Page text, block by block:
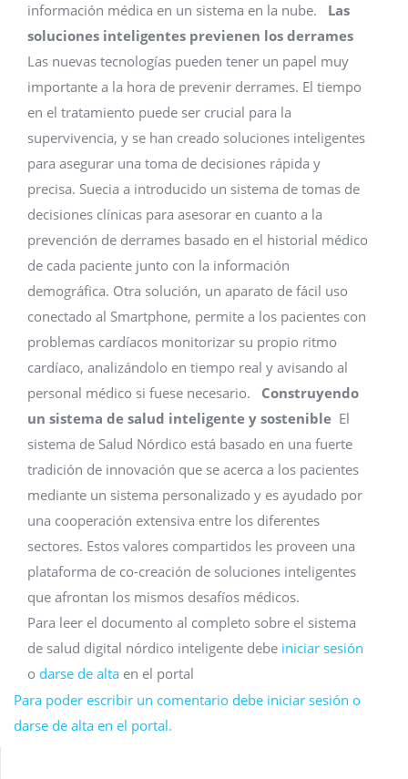
información médica en un sistema en la nube. Las
soluciones inteligentes previenen los derrames
Las nuevas tecnologías pueden tener un papel muy
importante a la hora de prevenir derrames. El tiempo
en el tratamiento puede ser crucial para la
supervivencia, y se han creado soluciones inteligentes
para asegurar una toma de decisiones rápida y
precisa. Suecia a introducido un sistema de tomas de
decisiones clínicas para asesorar en cuanto a la
prevención de derrames basado en el historial médico
de cada paciente junto con la información
demográfica. Otra solución, un aparato de fácil uso
conectado al Smartphone, permite a los pacientes con
problemas cardíacos monitorizar su propio ritmo
cardíaco, analizándolo en tiempo real y avisando al
personal médico si fuese necesario. Construyendo
un sistema de salud inteligente y sostenible El
sistema de Salud Nórdico está basado en una fuerte
tradición de innovación que se acerca a los pacientes
mediante un sistema personalizado y es ayudado por
una cooperación extensiva entre los diferentes
sectores. Estos valores compartidos les proveen una
plataforma de co-creación de soluciones inteligentes
que afrontan los mismos desafíos médicos.
Para leer el documento al completo sobre el sistema
de salud digital nórdico inteligente debe iniciar sesión
o darse de alta en el portal
Para poder escribir un comentario debe iniciar sesión o
darse de alta en el portal.